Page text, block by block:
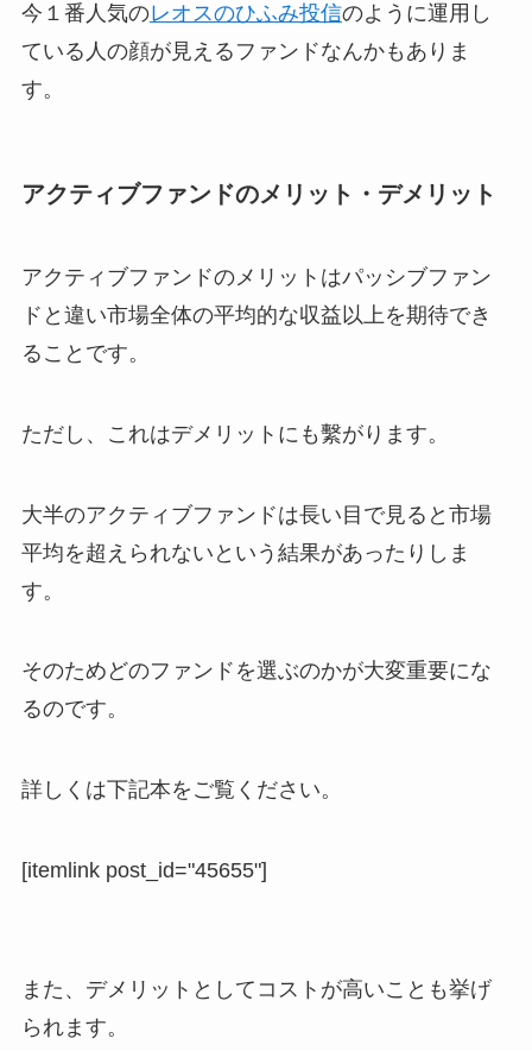
今１番人気のレオスのひふみ投信のように運用し
ている人の顔が見えるファンドなんかもありま
す。
アクティブファンドのメリット・デメリット
アクティブファンドのメリットはパッシブファン
ドと違い市場全体の平均的な収益以上を期待でき
ることです。
ただし、これはデメリットにも繫がります。
大半のアクティブファンドは長い目で見ると市場
平均を超えられないという結果があったりしま
す。
そのためどのファンドを選ぶのかが大変重要にな
るのです。
詳しくは下記本をご覧ください。
[itemlink post_id="45655"]
また、デメリットとしてコストが高いことも挙げ
られます。